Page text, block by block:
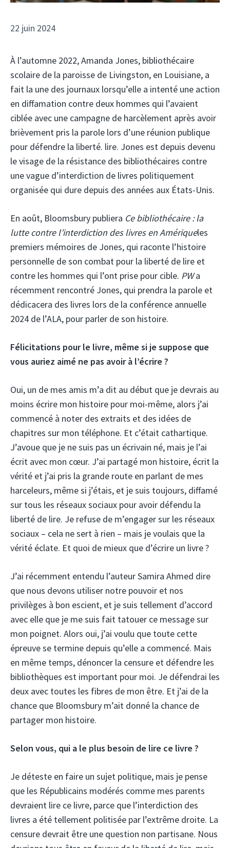
22 juin 2024
À l’automne 2022, Amanda Jones, bibliothécaire
scolaire de la paroisse de Livingston, en Louisiane, a
fait la une des journaux lorsqu’elle a intenté une action
en diffamation contre deux hommes qui l’avaient
ciblée avec une campagne de harcèlement après avoir
brièvement pris la parole lors d’une réunion publique
pour défendre la liberté. lire. Jones est depuis devenu
le visage de la résistance des bibliothécaires contre
une vague d’interdiction de livres politiquement
organisée qui dure depuis des années aux États-Unis.
En août, Bloomsbury publiera Ce bibliothécaire : la
lutte contre l’interdiction des livres en Amériqueles
premiers mémoires de Jones, qui raconte l’histoire
personnelle de son combat pour la liberté de lire et
contre les hommes qui l’ont prise pour cible. PWa
récemment rencontré Jones, qui prendra la parole et
dédicacera des livres lors de la conférence annuelle
2024 de l’ALA, pour parler de son histoire.
Félicitations pour le livre, même si je suppose que
vous auriez aimé ne pas avoir à l’écrire ?
Oui, un de mes amis m’a dit au début que je devrais au
moins écrire mon histoire pour moi-même, alors j’ai
commencé à noter des extraits et des idées de
chapitres sur mon téléphone. Et c’était cathartique.
J’avoue que je ne suis pas un écrivain né, mais je l’ai
écrit avec mon cœur. J’ai partagé mon histoire, écrit la
vérité et j’ai pris la grande route en parlant de mes
harceleurs, même si j’étais, et je suis toujours, diffamé
sur tous les réseaux sociaux pour avoir défendu la
liberté de lire. Je refuse de m’engager sur les réseaux
sociaux – cela ne sert à rien – mais je voulais que la
vérité éclate. Et quoi de mieux que d’écrire un livre ?
J’ai récemment entendu l’auteur Samira Ahmed dire
que nous devons utiliser notre pouvoir et nos
privilèges à bon escient, et je suis tellement d’accord
avec elle que je me suis fait tatouer ce message sur
mon poignet. Alors oui, j’ai voulu que toute cette
épreuve se termine depuis qu’elle a commencé. Mais
en même temps, dénoncer la censure et défendre les
bibliothèques est important pour moi. Je défendrai les
deux avec toutes les fibres de mon être. Et j’ai de la
chance que Bloomsbury m’ait donné la chance de
partager mon histoire.
Selon vous, qui a le plus besoin de lire ce livre ?
Je déteste en faire un sujet politique, mais je pense
que les Républicains modérés comme mes parents
devraient lire ce livre, parce que l’interdiction des
livres a été tellement politisée par l’extrême droite. La
censure devrait être une question non partisane. Nous